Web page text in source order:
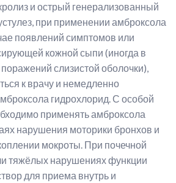
и острый генерализованный
при применении амброксола
появлений симптомов или
кожной сыпи (иногда в
слизистой оболочки),
к врачу и немедленно
гидрохлорид. С особой
применять амброксола
нарушения моторики бронхов и
мокроты. При почечной
тяжёлых нарушениях функции
для приема внутрь и